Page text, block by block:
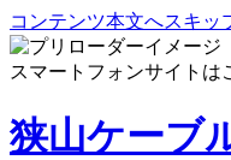
コンテンツ本文へスキッ
スマートフォンサイトは
狭山ケーブ